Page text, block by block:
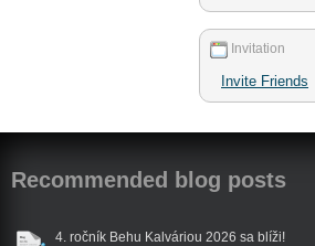
Invitation
Invite Friends
Recommended blog posts
4. ročník Behu Kalváriou 2026 sa blíži!